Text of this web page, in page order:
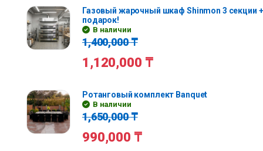
Газовый жарочный шкаф Shinmon 3 секции
подарок!
В наличии
1,400,000₸
1,120,000 ₸
Ротанговый комплект Banquet
В наличии
1,650,000₸
990,000 ₸